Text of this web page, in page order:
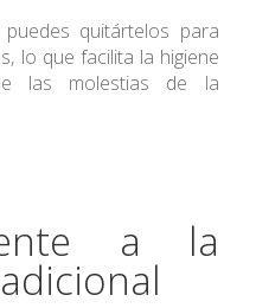
quitártelos para
lo que facilita la higiene
las molestias de la
a la